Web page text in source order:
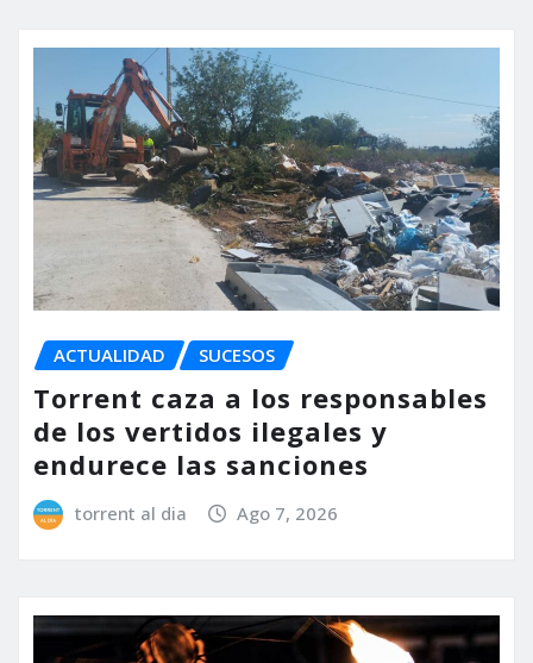
ACTUALIDAD SUCESOS
Torrent caza a los responsables
de los vertidos ilegales y
endurece las sanciones
torrent al dia Ago 7, 2026